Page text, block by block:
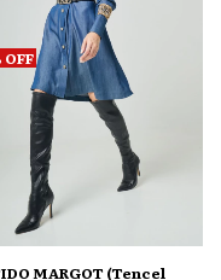
OFF
MARGOT (Tencel